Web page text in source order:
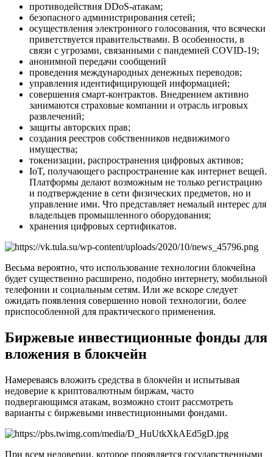
противодействия DDoS-атакам;
безопасного администрирования сетей;
осуществления электронного голосования, что всячески
приветствуется правительствами. В особенности, в
связи с угрозами, связанными с пандемией COVID-19;
анонимной передачи сообщений
проведения международных денежных переводов;
управления идентифицирующей информацией;
совершения смарт-контрактов. Внедрением активно
занимаются страховые компании и отрасль игровых
развлечений;
защиты авторских прав;
создания реестров собственников недвижимого
имущества;
токенизации, распространения цифровых активов;
IoT, получающего распространение как интернет вещей.
Платформы делают возможным не только регистрацию
и подтверждение в сети физических предметов, но и
управление ими. Что представляет немалый интерес для
владельцев промышленного оборудования;
хранения цифровых сертификатов.
Весьма вероятно, что использование технологии блокчейна
будет существенно расширено, подобно интернету, мобильной
телефонии и социальным сетям. Или же вскоре следует
ожидать появления совершенно новой технологии, более
приспособленной для практического применения.
Биржевые инвестиционные фонды для
вложения в блокчейн
Намереваясь вложить средства в блокчейн и испытывая
недоверие к криптовалютным биржам, часто
подвергающимся атакам, возможно стоит рассмотреть
варианты с биржевыми инвестиционными фондами.
При всем недоверии, которое проявляется государственными